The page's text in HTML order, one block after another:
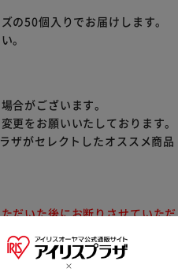
の50個入りでお届けします。
。
合がございます。
更をお願いいたしております。
ザがセレクトしたオススメ商品
だいた後にお断りさせていただ